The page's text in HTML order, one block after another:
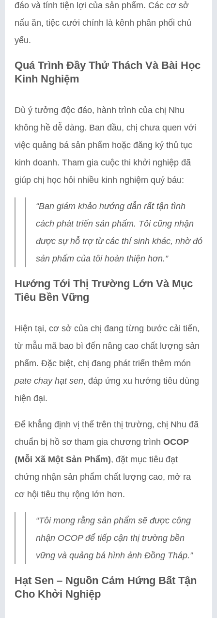
đáo và tính tiện lợi của sản phẩm. Các cơ sở
nấu ăn, tiệc cưới chính là kênh phân phối chủ
yếu.
Quá Trình Đầy Thử Thách Và Bài Học
Kinh Nghiệm
Dù ý tưởng độc đáo, hành trình của chị Nhu
không hề dễ dàng. Ban đầu, chị chưa quen với
việc quảng bá sản phẩm hoặc đăng ký thủ tục
kinh doanh. Tham gia cuộc thi khởi nghiệp đã
giúp chị học hỏi nhiều kinh nghiệm quý báu:
“Ban giám khảo hướng dẫn rất tận tình
cách phát triển sản phẩm. Tôi cũng nhận
được sự hỗ trợ từ các thí sinh khác, nhờ đó
sản phẩm của tôi hoàn thiện hơn.”
Hướng Tới Thị Trường Lớn Và Mục
Tiêu Bền Vững
Hiện tại, cơ sở của chị đang từng bước cải tiến,
từ mẫu mã bao bì đến nâng cao chất lượng sản
phẩm. Đặc biệt, chị đang phát triển thêm món
pate chay hạt sen, đáp ứng xu hướng tiêu dùng
hiện đại.
Để khẳng định vị thế trên thị trường, chị Nhu đã
chuẩn bị hồ sơ tham gia chương trình OCOP
(Mỗi Xã Một Sản Phẩm), đặt mục tiêu đạt
chứng nhận sản phẩm chất lượng cao, mở ra
cơ hội tiêu thụ rộng lớn hơn.
“Tôi mong rằng sản phẩm sẽ được công
nhận OCOP để tiếp cận thị trường bền
vững và quảng bá hình ảnh Đồng Tháp.”
Hạt Sen – Nguồn Cảm Hứng Bất Tận
Cho Khởi Nghiệp